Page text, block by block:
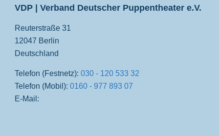
VDP | Verband Deutscher Puppentheater e.V.
Reuterstraße 31
12047 Berlin
Deutschland
Telefon (Festnetz): 030 - 120 533 32
Telefon (Mobil): 0160 - 977 893 07
E-Mail: